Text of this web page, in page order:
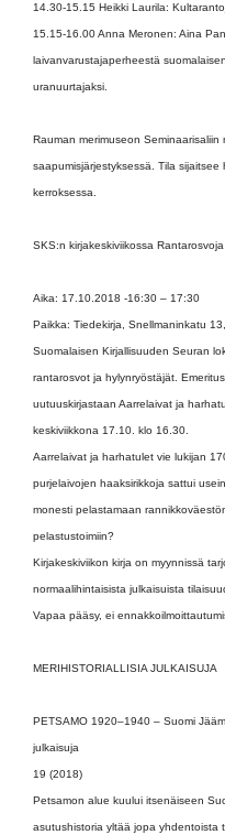
14.30-15.15 Heikki Laurila:
15.15-16.00 Anna Meronen: Aina
laivanvarustajaperheestä
uranuurtajaksi.
Rauman merimuseon
saapumisjärjestyksessä. Tila
kerroksessa.
SKS:n kirjakeskiviikossa
Aika: 17.10.2018 -16:30 – 17:30
Paikka: Tiedekirja, Snellmaninkatu
Suomalaisen Kirjallisuuden Seuran
rantarosvot ja hylynryöstäjät.
uutuuskirjastaan Aarrelaivat ja
keskiviikkona 17.10. klo 16.30.
Aarrelaivat ja harhatulet vie lukijan
purjelaivojen haaksirikkoja sattui
monesti pelastamaan
pelastustoimiin?
Kirjakeskiviikon kirja on myynnissä
normaalihintaisista julkaisuista
Vapaa pääsy, ei
MERIHISTORIALLISIA JULKAISUJA
PETSAMO 1920–1940 – Suomi
julkaisuja
19 (2018)
Petsamon alue kuului itsenäiseen
asutushistoria yltää jopa